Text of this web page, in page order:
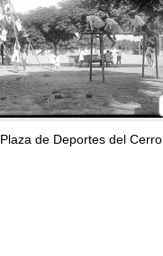
Plaza de Deportes del Cerro.